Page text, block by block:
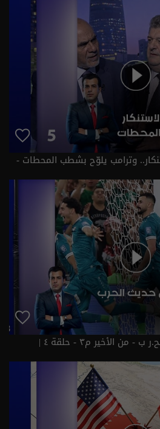
وترامب يلوّح بشطب المحطات -
فوز تاريخي يؤجّل حديث الح.ر ب - من الأخير م٣ - حلقة ٤ |